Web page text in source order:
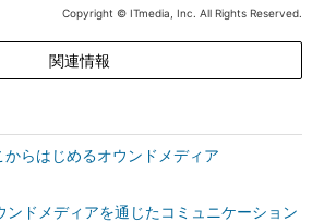
Copyright © ITmedia, Inc. All Rights Reserved.
関連情報
からはじめるオウンドメディア
ンドメディアを通じたコミュニケーション